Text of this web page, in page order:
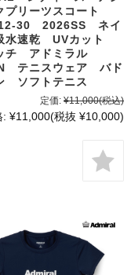
プリーツスコート
30 2026SS ネイ
水速乾 UVカット
チ アドミラル
テニスウェア バド
ソフトテニス
定価: ¥11,000(税込)
: ¥11,000(税抜 ¥10,000)